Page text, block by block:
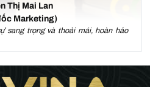
Thị Mai Lan
Marketing)
sang trọng và thoải mái, hoàn hảo